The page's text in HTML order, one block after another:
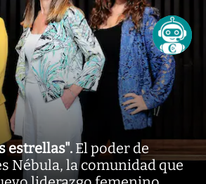
estrellas". El poder de
Nébula, la comunidad que